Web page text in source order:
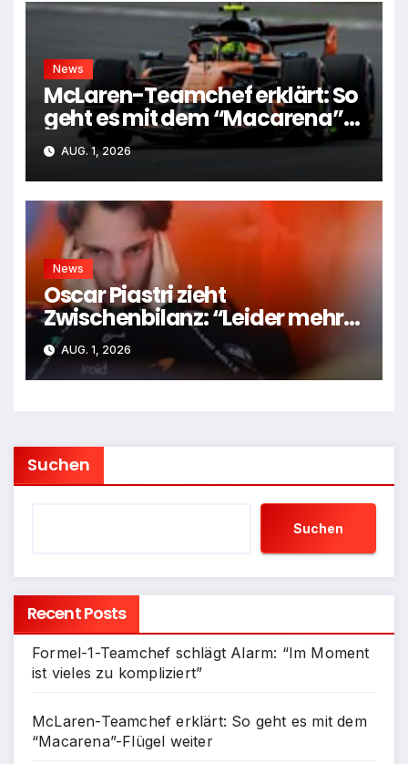
News
McLaren-Teamchef erklärt: So
geht es mit dem “Macarena”-
Flügel weiter
AUG. 1, 2026
News
Oscar Piastri zieht
Zwischenbilanz: “Leider mehr
Tiefen als Höhen”
AUG. 1, 2026
Suchen
Suchen
Recent Posts
Formel-1-Teamchef schlägt Alarm: “Im Moment
ist vieles zu kompliziert”
McLaren-Teamchef erklärt: So geht es mit dem
“Macarena”-Flügel weiter